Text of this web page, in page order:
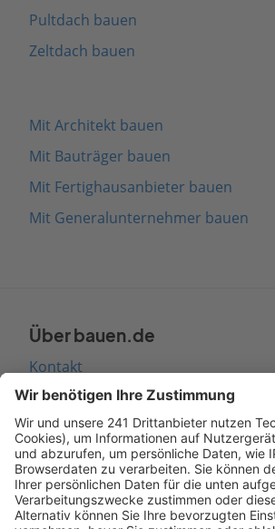
Pultdach bauen
Zeltdach bauen
Mit Architekt bauen
Mit Bauträger bauen
Mit Fertighausanbieter bauen
Mit Generalunternehmer bauen
Über bauen.de
Kontakt
Seitenaufbau
Barrierefreiheit
Cookie Einstellungen
Rechtliches